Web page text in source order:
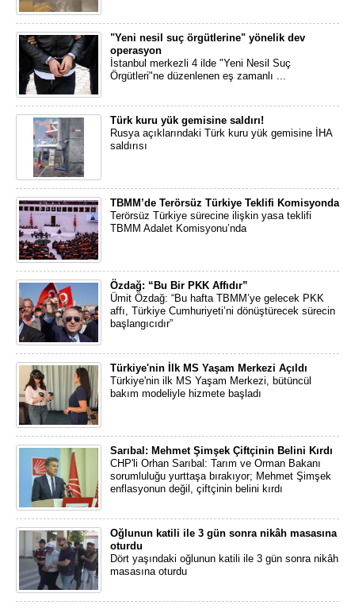
"Yeni nesil suç örgütlerine" yönelik dev
operasyon
İstanbul merkezli 4 ilde "Yeni Nesil Suç
Örgütleri"ne düzenlenen eş zamanlı ...
Türk kuru yük gemisine saldırı!
Rusya açıklarındaki Türk kuru yük gemisine İHA
saldırısı
TBMM’de Terörsüz Türkiye Teklifi Komisyonda
Terörsüz Türkiye sürecine ilişkin yasa teklifi
TBMM Adalet Komisyonu’nda
Özdağ: “Bu Bir PKK Affıdır”
Ümit Özdağ: “Bu hafta TBMM’ye gelecek PKK
affı, Türkiye Cumhuriyeti’ni dönüştürecek sürecin
başlangıcıdır”
Türkiye'nin İlk MS Yaşam Merkezi Açıldı
Türkiye'nin ilk MS Yaşam Merkezi, bütüncül
bakım modeliyle hizmete başladı
Sarıbal: Mehmet Şimşek Çiftçinin Belini Kırdı
CHP'li Orhan Sarıbal: Tarım ve Orman Bakanı
sorumluluğu yurttaşa bırakıyor; Mehmet Şimşek
enflasyonun değil, çiftçinin belini kırdı
Oğlunun katili ile 3 gün sonra nikâh masasına
oturdu
Dört yaşındaki oğlunun katili ile 3 gün sonra nikâh
masasına oturdu